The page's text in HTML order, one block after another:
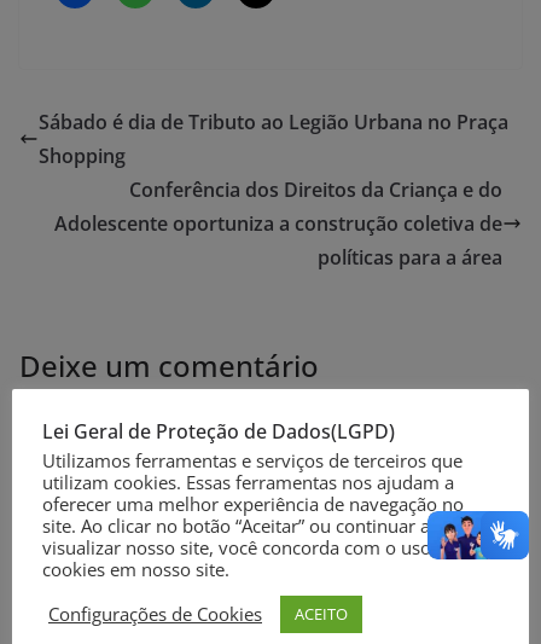
Sábado é dia de Tributo ao Legião Urbana no Praça
Shopping
Conferência dos Direitos da Criança e do
Adolescente oportuniza a construção coletiva de
políticas para a área
Deixe um comentário
obrigatórios são marcados com*
Comentário*
Lei Geral de Proteção de Dados(LGPD)
Utilizamos ferramentas e serviços de terceiros que
utilizam cookies. Essas ferramentas nos ajudam a
oferecer uma melhor experiência de navegação no
site. Ao clicar no botão “Aceitar” ou continuar a
visualizar nosso site, você concorda com o uso de
cookies em nosso site.
Configurações de Cookies
ACEITO